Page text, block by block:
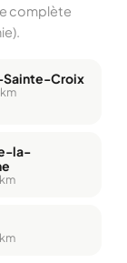
complète
Sainte-Croix
la-